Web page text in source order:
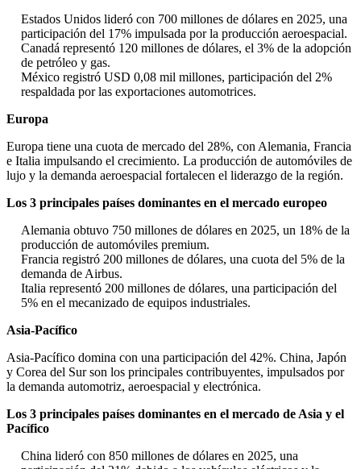
Estados Unidos lideró con 700 millones de dólares en 2025, una
participación del 17% impulsada por la producción aeroespacial.
Canadá representó 120 millones de dólares, el 3% de la adopción
de petróleo y gas.
México registró USD 0,08 mil millones, participación del 2%
respaldada por las exportaciones automotrices.
Europa
Europa tiene una cuota de mercado del 28%, con Alemania, Francia
e Italia impulsando el crecimiento. La producción de automóviles de
lujo y la demanda aeroespacial fortalecen el liderazgo de la región.
Los 3 principales países dominantes en el mercado europeo
Alemania obtuvo 750 millones de dólares en 2025, un 18% de la
producción de automóviles premium.
Francia registró 200 millones de dólares, una cuota del 5% de la
demanda de Airbus.
Italia representó 200 millones de dólares, una participación del
5% en el mecanizado de equipos industriales.
Asia-Pacífico
Asia-Pacífico domina con una participación del 42%. China, Japón
y Corea del Sur son los principales contribuyentes, impulsados ​​por
la demanda automotriz, aeroespacial y electrónica.
Los 3 principales países dominantes en el mercado de Asia y el
Pacífico
China lideró con 850 millones de dólares en 2025, una